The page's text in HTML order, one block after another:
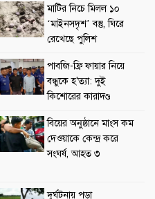
মাটির নিচে মিলল ১০
‘মাইনসদৃশ’ বস্তু, ঘিরে
রেখেছে পুলিশ
পাবজি-ফ্রি ফায়ার নিয়ে
বন্ধুকে হ'ত্যা: দুই
কিশোরের কারাদণ্ড
বিয়ের অনুষ্ঠানে মাংস কম
দেওয়াকে কেন্দ্র করে
সংঘর্ষ, আহত ৩
দুর্ঘটনায় পড়া